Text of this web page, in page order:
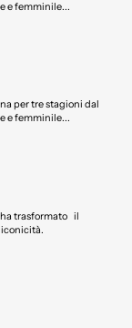
e femminile...
e femminile...
ha trasformato il
iconicità.